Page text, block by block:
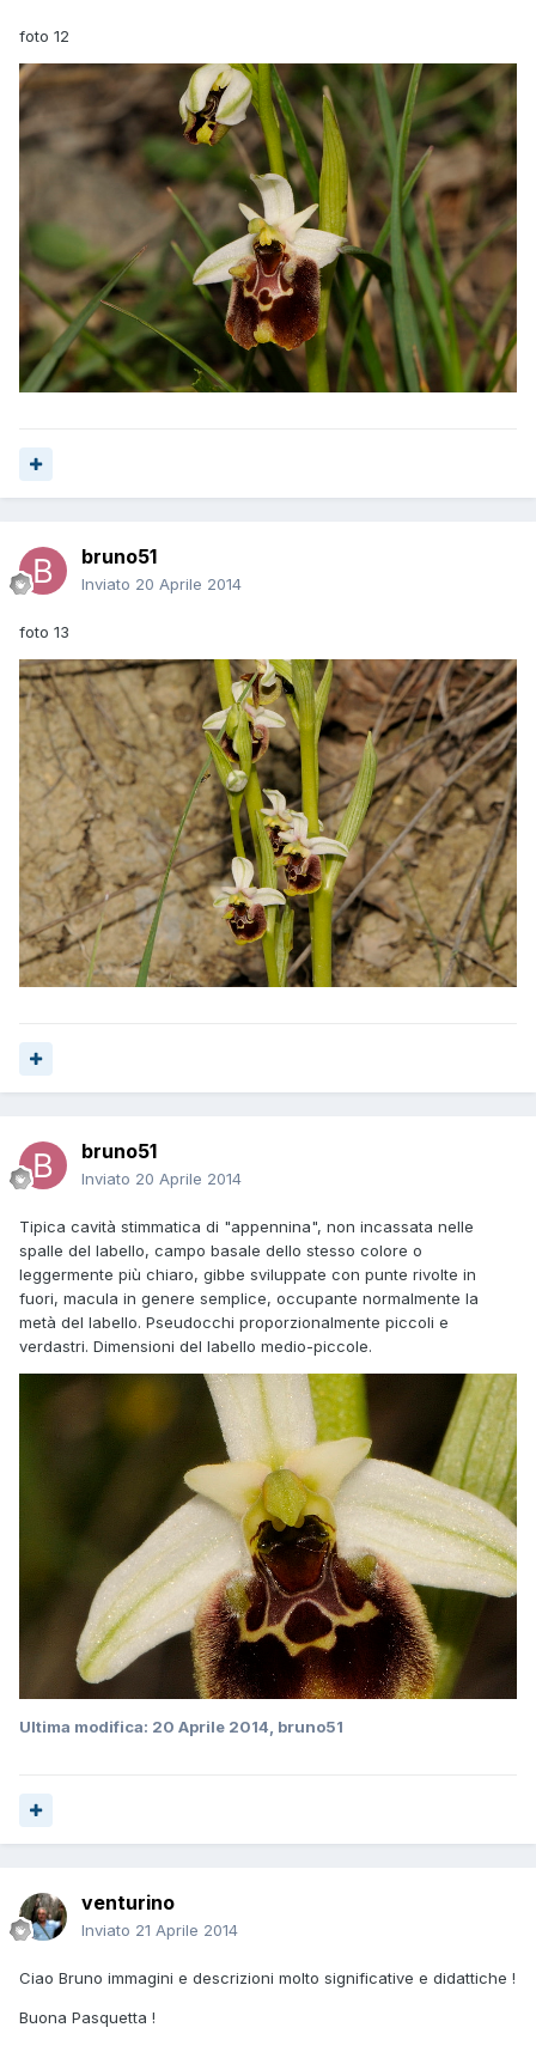
foto 12
bruno51
Inviato 20 Aprile 2014
foto 13
bruno51
Inviato 20 Aprile 2014
Tipica cavità stimmatica di "appennina", non incassata nelle
spalle del labello, campo basale dello stesso colore o
leggermente più chiaro, gibbe sviluppate con punte rivolte in
fuori, macula in genere semplice, occupante normalmente la
metà del labello. Pseudocchi proporzionalmente piccoli e
verdastri. Dimensioni del labello medio-piccole.
Ultima modifica: 20 Aprile 2014, bruno51
venturino
Inviato 21 Aprile 2014
Ciao Bruno immagini e descrizioni molto significative e didattiche !
Buona Pasquetta !